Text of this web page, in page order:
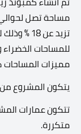
تزيد عن 18 %
وذلك
للمساحات الخضراء
مميزات المساحات
يتكون المشروع من 26 عمارة سكنية.
تتكون عمارات
متكررة.